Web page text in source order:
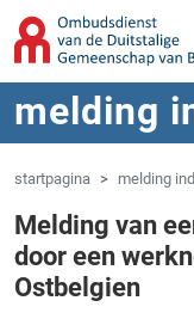
Overslaan naar
Spring naar navigatie
melding
startpagina melding
Melding van
door een
Ostbelgien